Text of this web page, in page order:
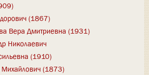
(1867)
Вера Дмитриевна (1931)
Николаевич
(1910)
(1873)